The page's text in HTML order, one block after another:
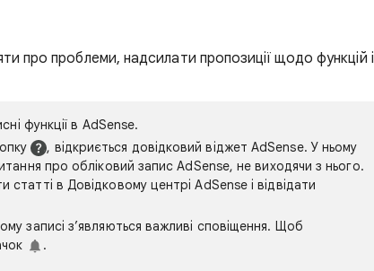
про проблеми, надсилати пропозиції щодо функцій і
функції в AdSense.
, відкриється довідковий віджет AdSense. У ньому
про обліковий запис AdSense, не виходячи з нього.
в Довідковому центрі AdSense і відвідати
записі з’являються важливі сповіщення. Щоб
.